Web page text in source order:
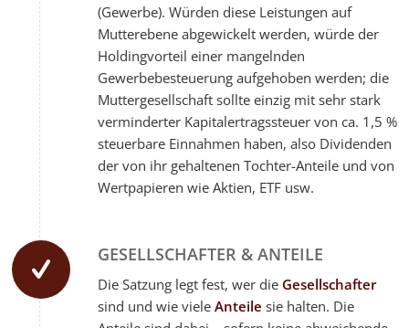
(Gewerbe). Würden diese Leistungen auf
Mutterebene abgewickelt werden, würde der
Holdingvorteil einer mangelnden
Gewerbebesteuerung aufgehoben werden; die
Muttergesellschaft sollte einzig mit sehr stark
verminderter Kapitalertragssteuer von ca. 1,5 %
steuerbare Einnahmen haben, also Dividenden
der von ihr gehaltenen Tochter-Anteile und von
Wertpapieren wie Aktien, ETF usw.
GESELLSCHAFTER & ANTEILE
Die Satzung legt fest, wer die Gesellschafter
sind und wie vieleAnteile sie halten. Die